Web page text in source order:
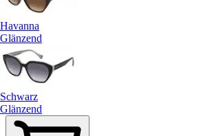
Havanna
Glänzend
Schwarz
Glänzend